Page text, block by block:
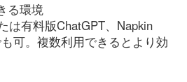
る環境
は有料版ChatGPT、Napkin
可。複数利用できるとより効